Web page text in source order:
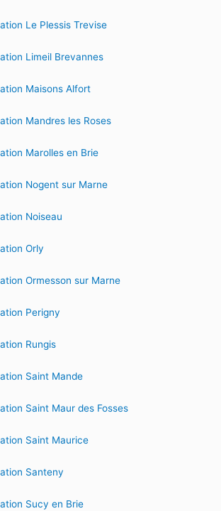
Le Plessis Trevise
Limeil Brevannes
Maisons Alfort
Mandres les Roses
Marolles en Brie
Nogent sur Marne
Noiseau
Orly
Ormesson sur Marne
Perigny
Rungis
Saint Mande
Saint Maur des Fosses
Saint Maurice
Santeny
Sucy en Brie